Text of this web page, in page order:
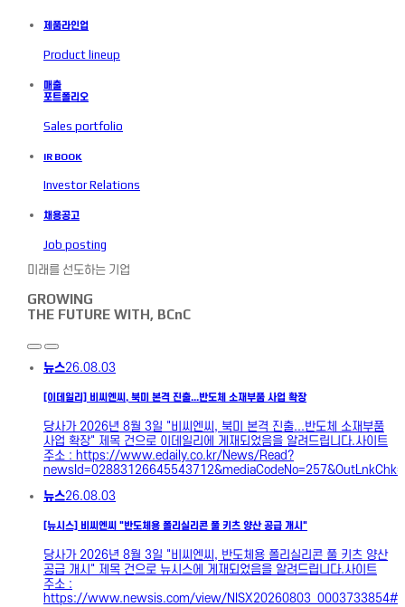
제품라인업
Product lineup
매출
포트폴리오
Sales portfolio
IR BOOK
Investor Relations
채용공고
Job posting
미래를 선도하는 기업
GROWING
THE FUTURE WITH, BCnC
뉴스26.08.03
[이데일리] 비씨엔씨, 북미 본격 진출...반도체 소재부품 사업 확장
당사가 2026년 8월 3일 "비씨엔씨, 북미 본격 진출...반도체 소재부품
사업 확장" 제목 건으로 이데일리에 게재되었음을 알려드립니다.사이트
주소 : https://www.edaily.co.kr/News/Read?
뉴스26.08.03
[뉴시스] 비씨엔씨 "반도체용 폴리실리콘 풀 키츠 양산 공급 개시"
당사가 2026년 8월 3일 "비씨엔씨, 반도체용 폴리실리콘 풀 키츠 양산
공급 개시" 제목 건으로 뉴시스에 게재되었음을 알려드립니다.사이트
주소 :
https://www.newsis.com/view/NISX20260803_0003733854#